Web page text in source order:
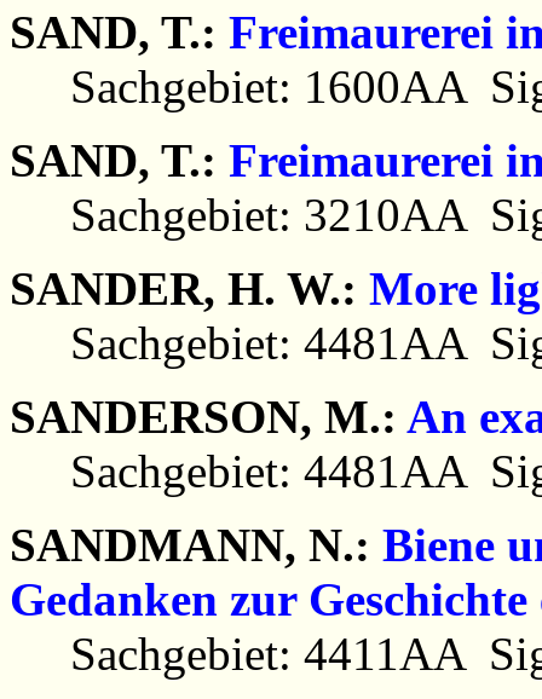
SAND, T.: Freimaurerei
Sachgebiet: 1600AA
SAND, T.: Freimaurerei
Sachgebiet: 3210AA
SANDER, H. W.: More
Sachgebiet: 4481AA
SANDERSON, M.: An
Sachgebiet: 4481AA
SANDMANN, N.: Biene
Gedanken zur
Sachgebiet: 4411AA